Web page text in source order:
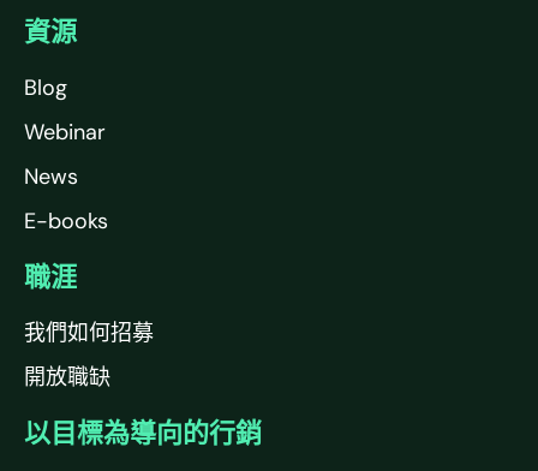
資源
Blog
Webinar
News
E-books
職涯
我們如何招募
開放職缺
以目標為導向的行銷